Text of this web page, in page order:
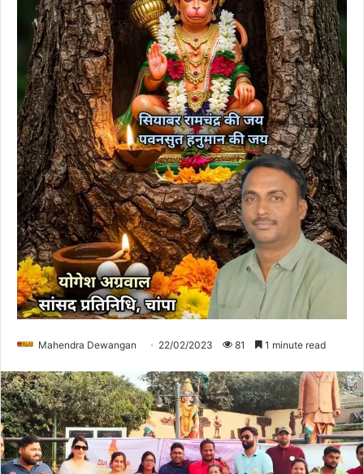
Mahendra Dewangan 22/02/2023 81 1 minute read